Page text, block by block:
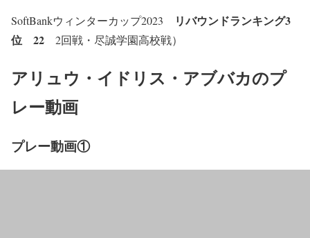
SoftBankウィンターカップ2023
リバウンドランキング3
位 22 2回戦・尽誠学園高校戦）
アリュウ・イドリス・アブバカのプ
レー動画
プレー動画①